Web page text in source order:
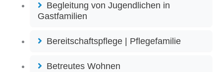
Begleitung von Jugendlichen in
Gastfamilien
Bereitschaftspflege | Pflegefamilie
Betreutes Wohnen